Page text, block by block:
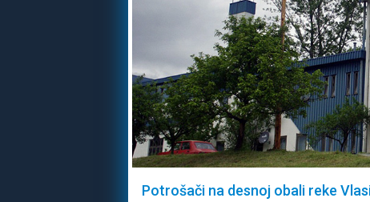
Potrošači na desnoj obali reke